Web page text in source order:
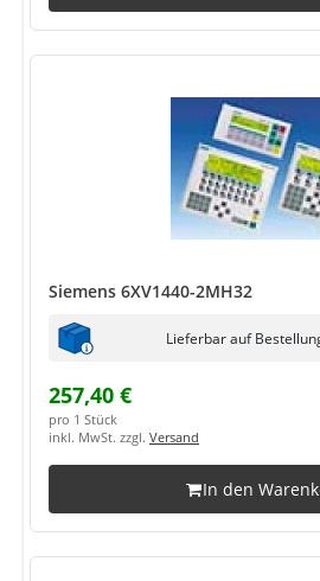
Siemens 6XV1440-2MH32
Lieferbar auf
257,40 €
pro 1 Stück
inkl. MwSt. zzgl. Versand
In den